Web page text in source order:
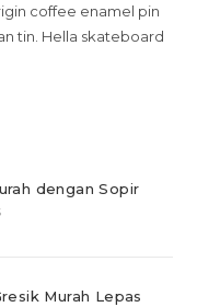
coffee enamel pin
tin. Hella skateboard
dengan Sopir
Murah Lepas